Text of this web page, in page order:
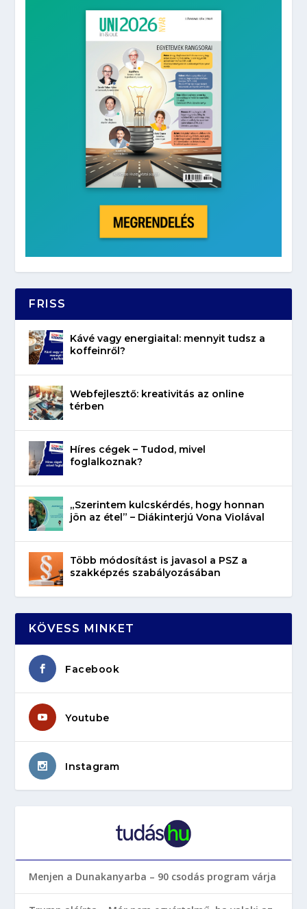
FRISS
Kávé vagy energiaital: mennyit tudsz a
koffeinről?
Webfejlesztő: kreativitás az online
térben
Híres cégek – Tudod, mivel
foglalkoznak?
„Szerintem kulcskérdés, hogy honnan
jön az étel” – Diákinterjú Vona Violával
Több módosítást is javasol a PSZ a
szakképzés szabályozásában
KÖVESS MINKET
Facebook
Youtube
Instagram
Menjen a Dunakanyarba – 90 csodás program várja